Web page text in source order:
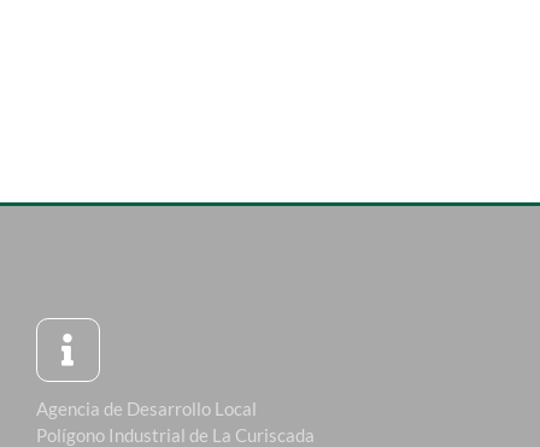
Agencia de Desarrollo Local
Polígono Industrial de La Curiscada